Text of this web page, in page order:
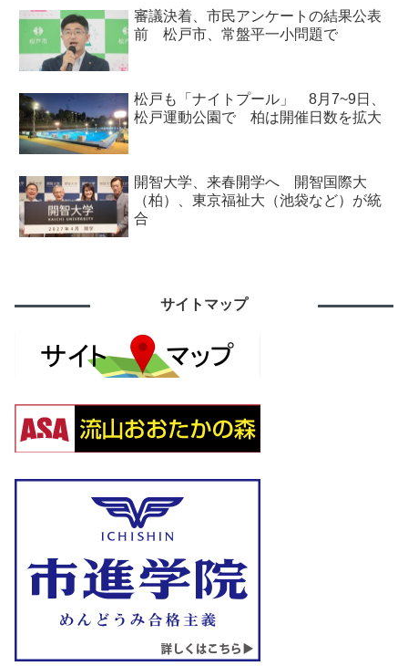
審議決着、市民アンケートの結果公表
前 松戸市、常盤平一小問題で
松戸も「ナイトプール」 8月7~9日、
松戸運動公園で 柏は開催日数を拡大
開智大学、来春開学へ 開智国際大
（柏）、東京福祉大（池袋など）が統
合
サイトマップ